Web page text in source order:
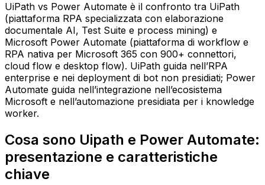
UiPath vs Power Automate è il confronto tra UiPath
(piattaforma RPA specializzata con elaborazione
documentale AI, Test Suite e process mining) e
Microsoft Power Automate (piattaforma di workflow e
RPA nativa per Microsoft 365 con 900+ connettori,
cloud flow e desktop flow). UiPath guida nell’RPA
enterprise e nei deployment di bot non presidiati; Power
Automate guida nell’integrazione nell’ecosistema
Microsoft e nell’automazione presidiata per i knowledge
worker.
Cosa sono Uipath e Power Automate:
presentazione e caratteristiche
chiave